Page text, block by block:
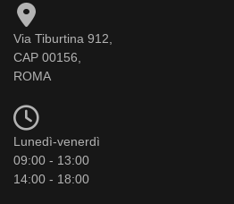
Via Tiburtina 912,
CAP 00156,
ROMA
Lunedì-venerdì
09:00 - 13:00
14:00 - 18:00